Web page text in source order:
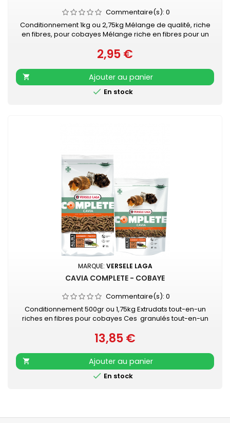
Commentaire(s): 0
Conditionnement 1kg ou 2,75kg Mélange de qualité, riche
en fibres, pour cobayes Mélange riche en fibres pour un
Enrichi avec les granulés "Happy &amp; Healthy" pour une
condition optimale Facile à l'emploi grâce à l'emballage
fraîcheur refermable
Prix
2,95 €

Ajouter au panier
 En stock
MARQUE: VERSELE LAGA
CAVIA COMPLETE - COBAYE
Commentaire(s): 0
Conditionnement 500gr ou 1,75kg Extrudats tout-en-un
riches en fibres pour cobayes Ces granulés tout-en-un
façon, votre cobaye reçoit tous les nutriments essentiels et
pourra rester en parfaite santé. L'aliment avec des fibres
longues et la vitamine C stabilisée est spécifiquement
adapté aux besoins...
Prix
13,85 €

Ajouter au panier
 En stock